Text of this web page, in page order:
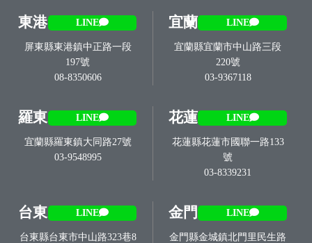
東港 LINE
屏東縣東港鎮中正路一段
197號
08-8350606
宜蘭 LINE
宜蘭縣宜蘭市中山路三段
220號
03-9367118
羅東 LINE
宜蘭縣羅東鎮大同路27號
03-9548995
花蓮 LINE
花蓮縣花蓮市國聯一路133
號
03-8339231
台東 LINE
台東縣台東市中山路323巷8
金門 LINE
金門縣金城鎮北門里民生路